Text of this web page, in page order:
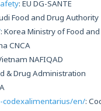
: EU DG-SANTE
Food and Drug Authority
: Korea Ministry of Food
CNCA
NAFIQAD
& Drug Administration
en/: